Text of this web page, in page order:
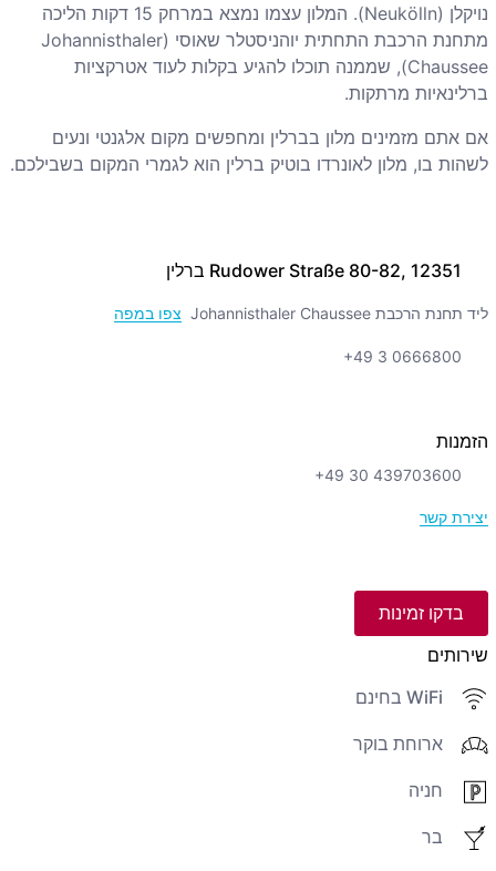
Rudower Straße 80-82, 12351 ברלין
ליד תחנת הרכבת Johannisthaler Chaussee צפו במפה
+49 3 0666800
הזמנות
+49 30 439703600
יצירת קשר
בדקו זמינות
שירותים
WiFi בחינם
ארוחת בוקר
חניה
בר
נויקלן (Neukölln). המלון עצמו נמצא במרחק 15 דקות הליכה
מתחנת הרכבת התחתית יוהניסטלר שאוסי (Johannisthaler
Chaussee), שממנה תוכלו להגיע בקלות לעוד אטרקציות
ברלינאיות מרתקות.
אם אתם מזמינים מלון בברלין ומחפשים מקום אלגנטי ונעים
לשהות בו, מלון לאונרדו בוטיק ברלין הוא לגמרי המקום בשבילכם.